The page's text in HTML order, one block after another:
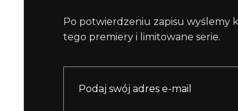
Po potwierdzeniu zapisu wyślemy
tego premiery i limitowane serie.